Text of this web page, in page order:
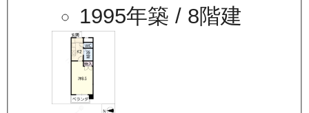
1995年築 / 8階建